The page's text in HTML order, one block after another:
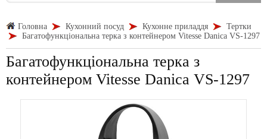
Головна Кухонний посуд Кухонне приладдя
Тертки
Багатофункціональна терка з контейнером Vitesse Danica VS-1297
Багатофункціональна терка з
контейнером Vitesse Danica VS-1297